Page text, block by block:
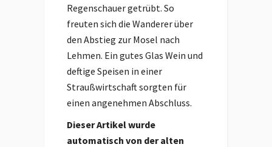
Regenschauer getrübt. So
freuten sich die Wanderer über
den Abstieg zur Mosel nach
Lehmen. Ein gutes Glas Wein und
deftige Speisen in einer
Straußwirtschaft sorgten für
einen angenehmen Abschluss.
Dieser Artikel wurde
automatisch von der alten